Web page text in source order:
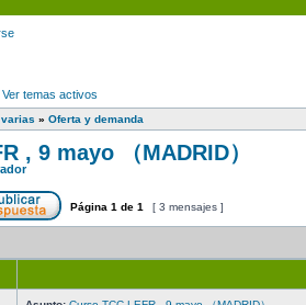
Ver temas activos
» Oferta y demanda
, 9 mayo （MADRID）
Página 1 de 1 [ 3 mensajes ]